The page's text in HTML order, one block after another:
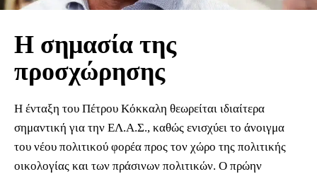
Η σημασία της
προσχώρησης
Η ένταξη του Πέτρου Κόκκαλη θεωρείται ιδιαίτερα
σημαντική για την ΕΛ.Α.Σ., καθώς ενισχύει το άνοιγμα
του νέου πολιτικού φορέα προς τον χώρο της πολιτικής
οικολογίας και των πράσινων πολιτικών. Ο πρώην